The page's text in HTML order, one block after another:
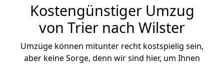
Kostengünstiger Umzug
von Trier nach Wilster
Umzüge können mitunter recht kostspielig sein,
aber keine Sorge, denn wir sind hier, um Ihnen